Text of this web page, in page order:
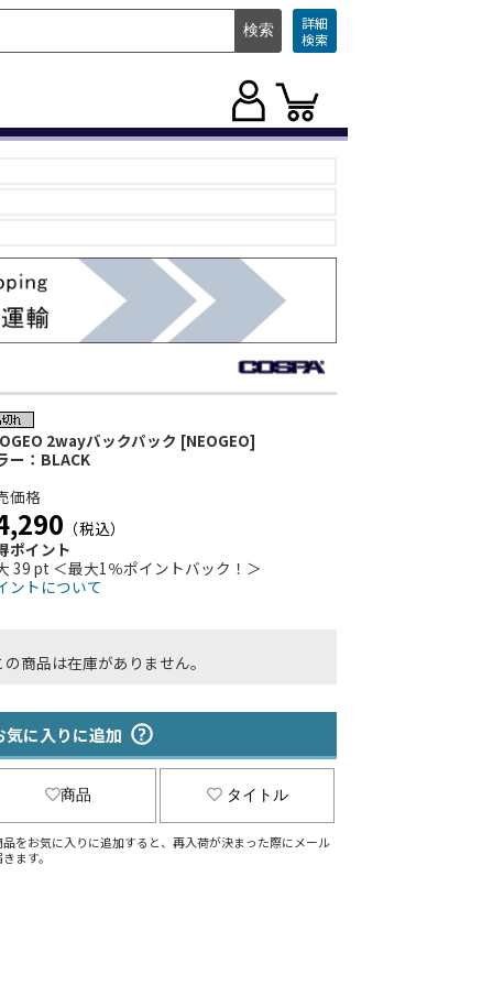
詳細
検索
2wayバックパック [NEOGEO]
ー：BLACK
価格
（税込）
ポイント
39 pt ＜最大1％ポイントバック！＞
ントについて
の商品は在庫がありません。
気に入りに追加
商品 タイトル
をお気に入りに追加すると、再入荷が決まった際にメール
ます。